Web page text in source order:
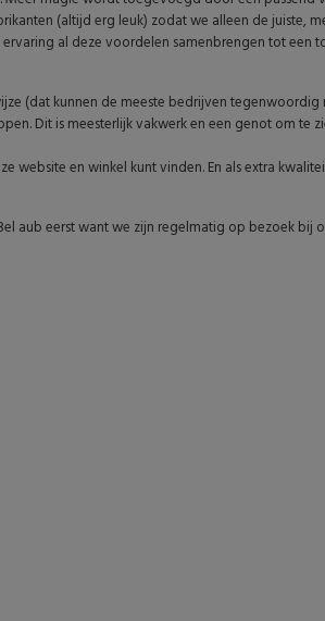
(altijd erg leuk) zodat we alleen de juiste,
al deze voordelen samenbrengen tot een
(dat kunnen de meeste bedrijven tegenwoordig
Dit is meesterlijk vakwerk en een genot om te
website en winkel kunt vinden. En als extra
aub eerst want we zijn regelmatig op bezoek bij